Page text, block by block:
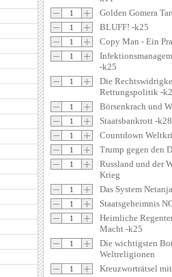
Golden Gomera
BLUFF! -k25
Copy Man - Ein
-k25
Die
Rettungspolitik -
Börsenkrach und
Staatsbankrott -k28
Countdown
Trump gegen den
Russland und der
Krieg
Das System
Staatsgeheimnis
Heimliche
Macht -k25
Die wichtigsten
Weltreligionen
Kreuzworträtsel